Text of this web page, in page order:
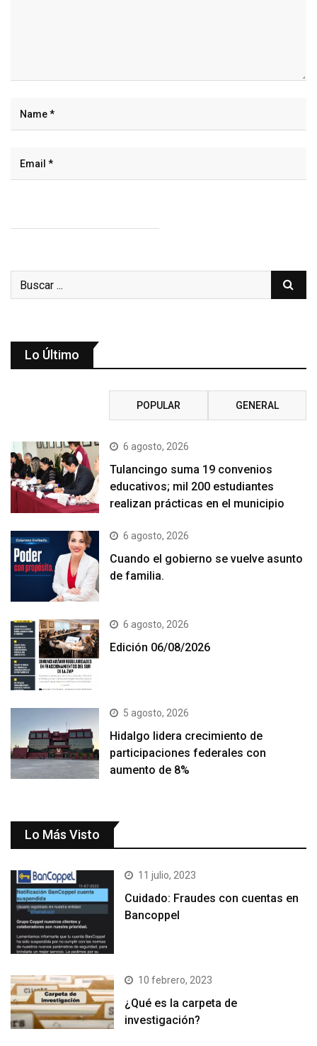
Lo Último
POPULAR GENERAL
6 agosto, 2026
Tulancingo suma 19 convenios
educativos; mil 200 estudiantes
realizan prácticas en el municipio
6 agosto, 2026
Cuando el gobierno se vuelve asunto
de familia.
6 agosto, 2026
Edición 06/08/2026
5 agosto, 2026
Hidalgo lidera crecimiento de
participaciones federales con
aumento de 8%
Lo Más Visto
11 julio, 2023
Cuidado: Fraudes con cuentas en
Bancoppel
10 febrero, 2023
¿Qué es la carpeta de
investigación?